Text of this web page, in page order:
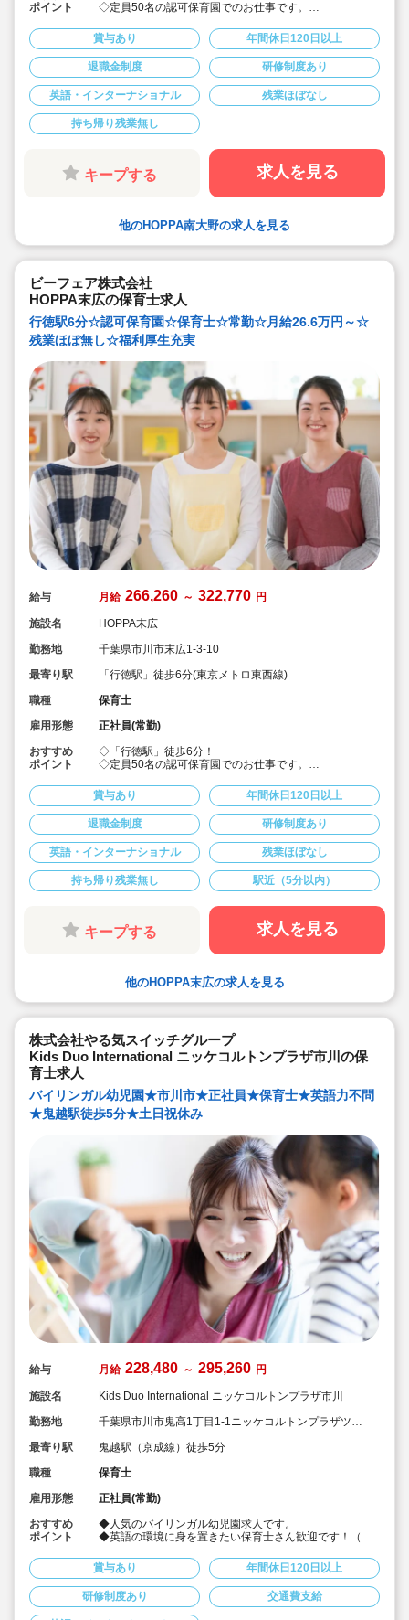
ポイント
◇定員50名の認可保育園でのお仕事です。
◇保育士3年目で年収415万円など！給与が高水準♪
◇残業ほぼ無し＆持ち帰り仕事なし！
◇借上げ社宅利用可☆引っ越し代援助10万円 + 敷金礼金
の一定額補助あり♪
◇年間休日120日以上/有給休暇推進/時短勤務制度あり(お
子様が6年生になるまで)
◇男女問わず子育て参加できるよう、職員のための環境
作りに力を入れています◎
◇ネイティブ講師と一緒に、英語のお歌を歌ったり、英
語の絵本の読み聞かせに耳を傾けたり。生の英語にふれ
◇アットホームな保育園です。保育園を子ども達の笑顔
あふれる園にしていきましょう！
賞与あり 年間休日120日以上
退職金制度 研修制度あり
英語・インターナショナル 残業ほぼなし
持ち帰り残業無し
キープする 求人を見る
他のHOPPA南大野の求人を見る
ビーフェア株式会社
HOPPA末広の保育士求人
行徳駅6分☆認可保育園☆保育士☆常勤☆月給26.6万円～☆
残業ほぼ無し☆福利厚生充実
給与 月給 266,260 ～ 322,770 円
施設名
HOPPA末広
勤務地
千葉県市川市末広1-3-10
最寄り駅
「行徳駅」徒歩6分(東京メトロ東西線)
職種
保育士
雇用形態
正社員(常勤)
おすすめ
ポイント
◇「行徳駅」徒歩6分！
◇定員50名の認可保育園でのお仕事です。
◇保育士3年目で年収415万円など！給与が高水準♪
◇残業ほぼ無し＆持ち帰り仕事なし！
◇借上げ社宅利用可☆引っ越し代援助10万円 + 敷金礼金
の一定額補助あり♪
◇年間休日120日以上/有給休暇推進/時短勤務制度あり(お
子様が6年生になるまで)
◇男女問わず子育て参加できるよう、職員のための環境
作りに力を入れています◎
◇ネイティブ講師と一緒に、英語のお歌を歌ったり、英
語の絵本の読み聞かせに耳を傾けたり。生の英語にふれ
◇アットホームな保育園です。保育園を子ども達の笑顔
あふれる園にしていきましょう！
賞与あり 年間休日120日以上
退職金制度 研修制度あり
英語・インターナショナル 残業ほぼなし
持ち帰り残業無し 駅近（5分以内）
キープする 求人を見る
他のHOPPA末広の求人を見る
株式会社やる気スイッチグループ
Kids Duo International ニッケコルトンプラザ市川の保
育士求人
バイリンガル幼児園★市川市★正社員★保育士★英語力不問
★鬼越駅徒歩5分★土日祝休み
給与 月給 228,480 ～ 295,260 円
施設名
Kids Duo International ニッケコルトンプラザ市川
勤務地
千葉県市川市鬼高1丁目1-1ニッケコルトンプラザツム
最寄り駅
鬼越駅（京成線）徒歩5分
職種
保育士
雇用形態
正社員(常勤)
おすすめ
ポイント
◆人気のバイリンガル幼児園求人です。
◆英語の環境に身を置きたい保育士さん歓迎です！（英
ターナショナルな職場環境に興味がある方歓迎）
◆英語指導は外国人スタッフが行います。
◆複数担任制でバイリンガル保育士・ネイティブ講師と
の3名体制で低年齢児の担任からスタートします。徐々に
お仕事に慣れていけます。
賞与あり 年間休日120日以上
研修制度あり 交通費支給